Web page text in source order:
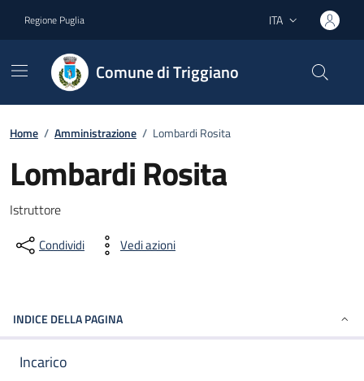
Regione Puglia Lingua attiva:
ITA
Comune di Triggiano
Home / Amministrazione / Lombardi Rosita
Lombardi Rosita
Dettagli del documento
Istruttore
Condividi Vedi azioni
INDICE DELLA PAGINA
Incarico